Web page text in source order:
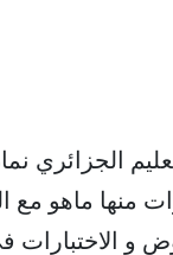
الجزائري
منها ماهو
و الاختبارات